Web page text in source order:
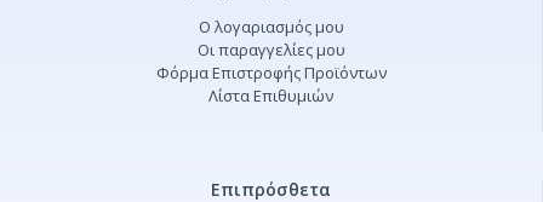
Ο λογαριασμός μου
Οι παραγγελίες μου
Φόρμα Επιστροφής Προϊόντων
Λίστα Επιθυμιών
Επιπρόσθετα